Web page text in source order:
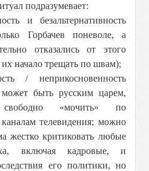
подразумевает:
и безальтернативность
Горбачев поневоле, а
отказались от этого
их начало трещать по швам);
/ неприкосновенность
быть русским царем,
«мочить» по
телевидения; можно
жестко критиковать любые
включая кадровые, и
его политики, но